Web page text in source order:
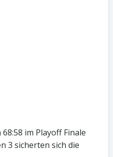
im Playoff Finale
3 sicherten sich die